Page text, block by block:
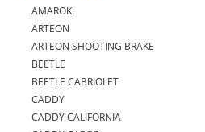
AMAROK
ARTEON
ARTEON SHOOTING BRAKE
BEETLE
BEETLE CABRIOLET
CADDY
CADDY CALIFORNIA